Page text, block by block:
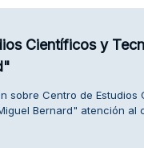
Científicos y
sobre Centro de Estudios
Bernard" atención al